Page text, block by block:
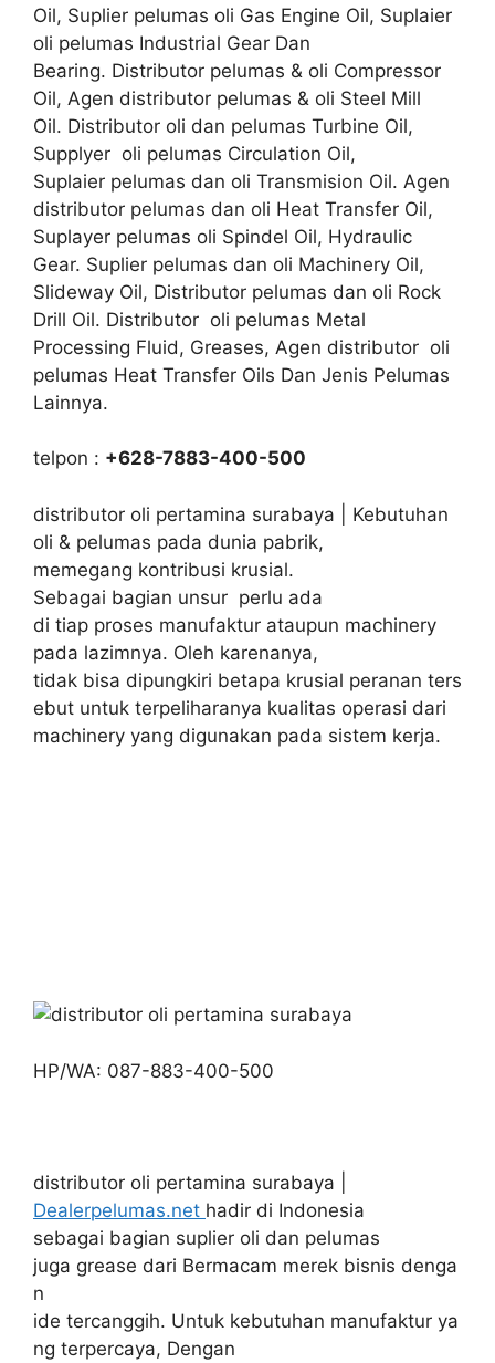
Oil, Suplier pelumas oli Gas Engine Oil, Suplaier
oli pelumas Industrial Gear Dan
Bearing. Distributor pelumas & oli Compressor
Oil, Agen distributor pelumas & oli Steel Mill
Oil. Distributor oli dan pelumas Turbine Oil,
Supplyer oli pelumas Circulation Oil,
Suplaier pelumas dan oli Transmision Oil. Agen
distributor pelumas dan oli Heat Transfer Oil,
Suplayer pelumas oli Spindel Oil, Hydraulic
Gear. Suplier pelumas dan oli Machinery Oil,
Slideway Oil, Distributor pelumas dan oli Rock
Drill Oil. Distributor oli pelumas Metal
Processing Fluid, Greases, Agen distributor oli
pelumas Heat Transfer Oils Dan Jenis Pelumas
Lainnya.
telpon : +628-7883-400-500
distributor oli pertamina surabaya | Kebutuhan
oli & pelumas pada dunia pabrik,
memegang kontribusi krusial.
Sebagai bagian unsur perlu ada
di tiap proses manufaktur ataupun machinery
pada lazimnya. Oleh karenanya,
tidak bisa dipungkiri betapa krusial peranan ters
ebut untuk terpeliharanya kualitas operasi dari
machinery yang digunakan pada sistem kerja.
HP/WA: 087-883-400-500
distributor oli pertamina surabaya |
Dealerpelumas.net hadir di Indonesia
sebagai bagian suplier oli dan pelumas
juga grease dari Bermacam merek bisnis denga
n
ide tercanggih. Untuk kebutuhan manufaktur ya
ng terpercaya, Dengan